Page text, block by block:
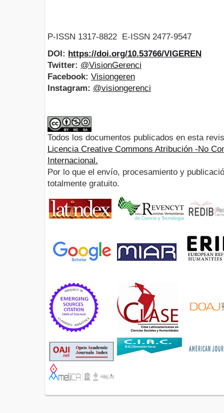
P-ISSN 1317-8822 E-ISSN 2477-9547
DOI: https://doi.org/10.53766/VIGEREN
Twitter: @VisionGerenci
Facebook: Visiongeren
Instagram: @visiongerenci
Todos los documentos publicados en esta
Licencia Creative Commons Atribución -No
Internacional.
Por lo que el envío, procesamiento y
totalmente gratuito.